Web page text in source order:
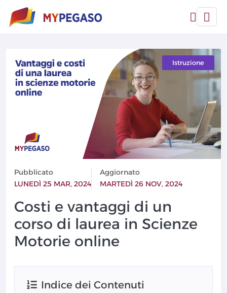
Istruzione
Pubblicato
LUNEDÌ 25 MAR, 2024
Aggiornato
MARTEDÌ 26 NOV, 2024
Costi e vantaggi di un
corso di laurea in Scienze
Motorie online
Indice dei Contenuti